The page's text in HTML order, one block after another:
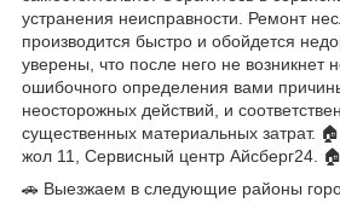
устранения неисправности. Ремонт
производится быстро и обойдется
уверены, что после него не возникнет
ошибочного определения вами
неосторожных действий, и
существенных материальных затрат.
жол 11, Сервисный центр Айсберг24. 🏠
🚗 Выезжаем в следующие районы